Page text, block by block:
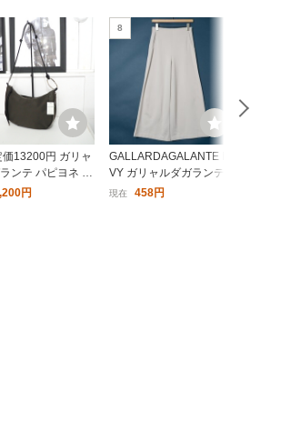
価13200円 ガリャ
ンテ パピヨネ 3
ロン ショルダー
円
8
GALLARDAGALANTE NA
VY ガリャルダガランテ
ネイビー ワイドパンツ サ
現在 458円